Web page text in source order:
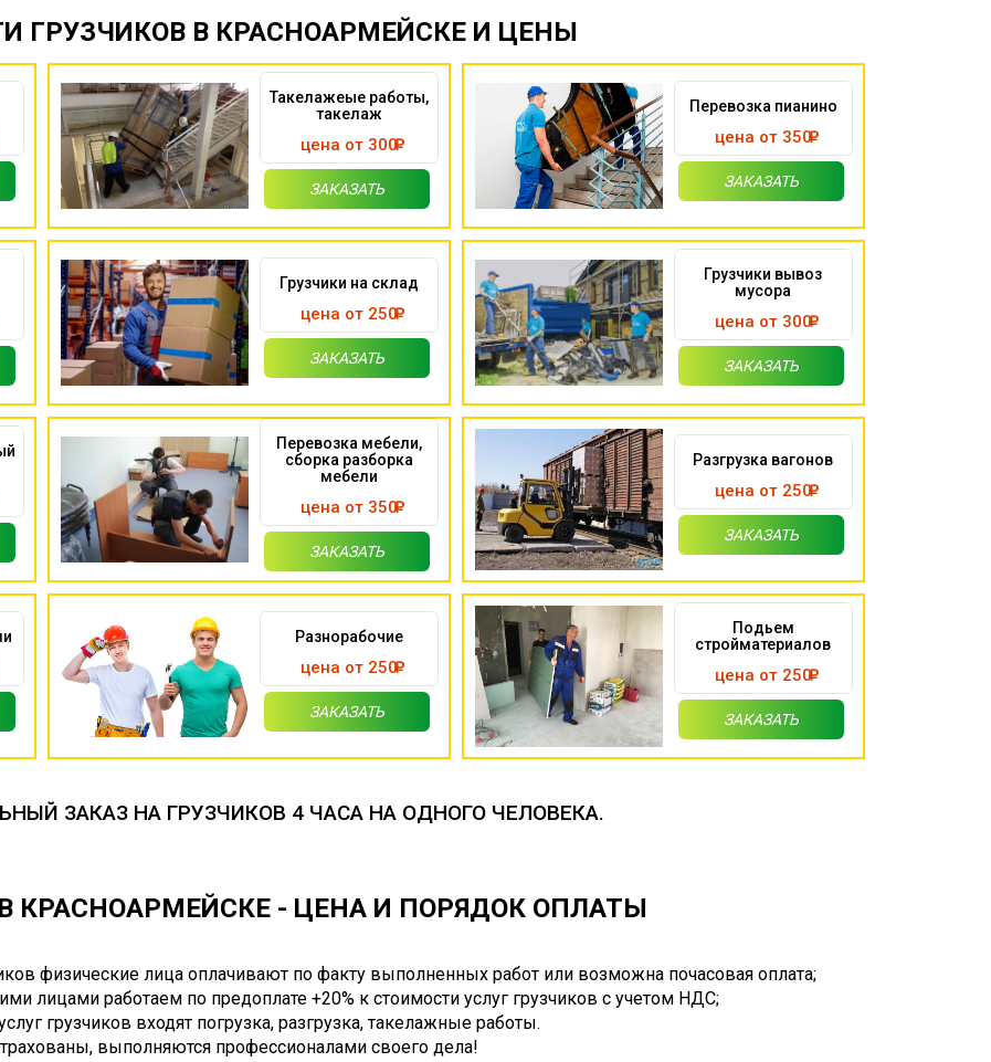
ГРУЗЧИКОВ В КРАСНОАРМЕЙСКЕ И ЦЕНЫ
Такелажеые работы,
такелаж
цена от 300
ЗАКАЗАТЬ
Перевозка пианино
цена от 350
ЗАКАЗАТЬ
Грузчики на склад
цена от 250
ЗАКАЗАТЬ
Грузчики вывоз
мусора
цена от 300
ЗАКАЗАТЬ
Перевозка мебели,
сборка разборка
мебели
цена от 350
ЗАКАЗАТЬ
Разгрузка вагонов
цена от 250
ЗАКАЗАТЬ
Разнорабочие
цена от 250
ЗАКАЗАТЬ
Подьем
стройматериалов
цена от 250
ЗАКАЗАТЬ
ЗАКАЗ НА ГРУЗЧИКОВ 4 ЧАСА НА ОДНОГО ЧЕЛОВЕКА.
КРАСНОАРМЕЙСКЕ - ЦЕНА И ПОРЯДОК ОПЛАТЫ
физические лица оплачивают по факту выполненных работ или возможна почасовая оплата;
лицами работаем по предоплате +20% к стоимости услуг грузчиков с учетом НДС;
грузчиков входят погрузка, разгрузка, такелажные работы.
выполняются профессионалами своего дела!